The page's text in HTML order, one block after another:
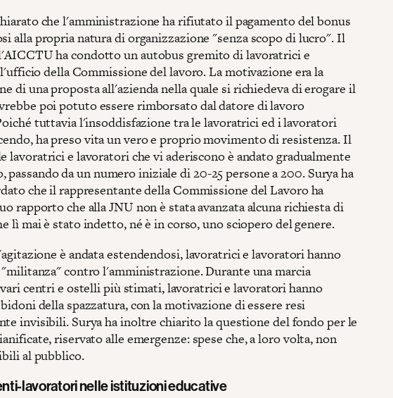
che l'amministrazione ha rifiutato il pagamento del bonus
alla propria natura di organizzazione "senza scopo di lucro". Il
ha condotto un autobus gremito di lavoratrici e
della Commissione del lavoro. La motivazione era la
di una proposta all'azienda nella quale si richiedeva di erogare il
poi potuto essere rimborsato dal datore di lavoro
tuttavia l'insoddisfazione tra le lavoratrici ed i lavoratori
ha preso vita un vero e proprio movimento di resistenza. Il
lavoratrici e lavoratori che vi aderiscono è andato gradualmente
passando da un numero iniziale di 20-25 persone a 200. Surya ha
che il rappresentante della Commissione del Lavoro ha
rapporto che alla JNU non è stata avanzata alcuna richiesta di
lì mai è stato indetto, né è in corso, uno sciopero del genere.
è andata estendendosi, lavoratrici e lavoratori hanno
contro l'amministrazione. Durante una marcia
centri e ostelli più stimati, lavoratrici e lavoratori hanno
della spazzatura, con la motivazione di essere resi
invisibili. Surya ha inoltre chiarito la questione del fondo per le
riservato alle emergenze: spese che, a loro volta, non
al pubblico.
lavoratori nelle istituzioni educative